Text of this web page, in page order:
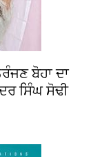
ਬੋਹਾ ਦਾ
ਸਿੰਘ ਸੋਢੀ